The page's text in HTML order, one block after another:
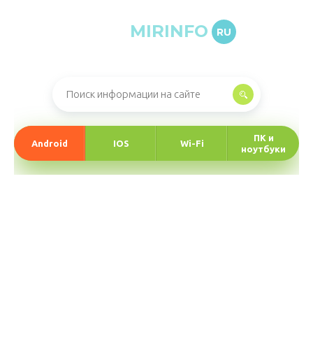
MIRINFO RU
Android IOS Wi-Fi
ПК и
ноутбуки